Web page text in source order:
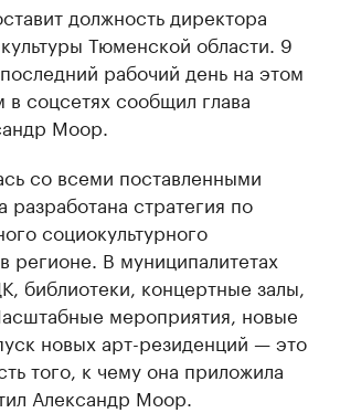
должность директора
Тюменской области. 9
рабочий день на этом
соцсетях сообщил глава
Моор.
со всеми поставленными
разработана стратегия по
социокультурного
регионе. В муниципалитетах
библиотеки, концертные залы,
мероприятия, новые
новых арт-резиденций — это
того, к чему она приложила
Александр Моор.